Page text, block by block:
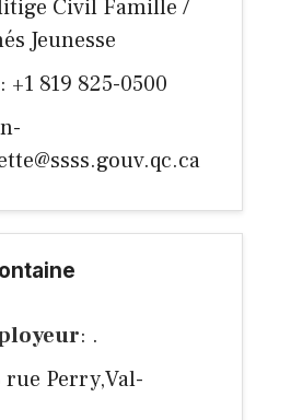
Civil Famille /
Jeunesse
: +1 819 825-0500
: .
rue Perry,Val-